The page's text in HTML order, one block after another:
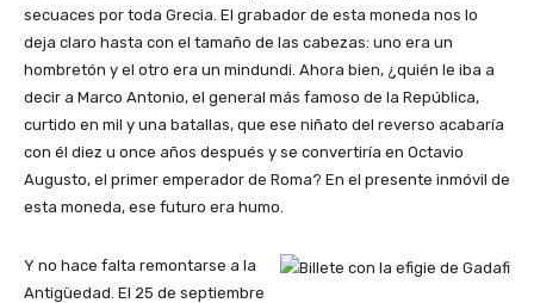
secuaces por toda Grecia. El grabador de esta moneda nos lo
deja claro hasta con el tamaño de las cabezas: uno era un
hombretón y el otro era un mindundi. Ahora bien, ¿quién le iba a
decir a Marco Antonio, el general más famoso de la República,
curtido en mil y una batallas, que ese niñato del reverso acabaría
con él diez u once años después y se convertiría en Octavio
Augusto, el primer emperador de Roma? En el presente inmóvil de
esta moneda, ese futuro era humo.
Y no hace falta remontarse a la
Antigüedad. El 25 de septiembre